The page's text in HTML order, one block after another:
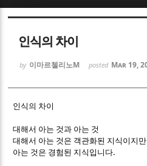
인식의 차이
by 이마르첼리노M posted Mar 19,
인식의 차이
대해서 아는 것과 아는 것
대해서 아는 것은 객관화된 지식이지만
아는 것은 경험된 지식입니다.
Sketchbook5, 스
Sketchbook5, 스
Sketchbook5, 스
Sketchbook5, 스